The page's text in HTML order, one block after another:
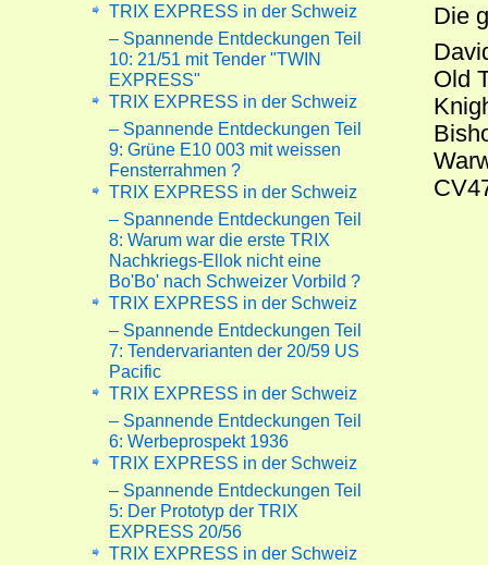
Die
Old
TRIX EXPRESS in der Schweiz
– Spannende Entdeckungen Teil
10: 21/51 mit Tender "TWIN
EXPRESS"
TRIX EXPRESS in der Schweiz
– Spannende Entdeckungen Teil
9: Grüne E10 003 mit weissen
Fensterrahmen ?
TRIX EXPRESS in der Schweiz
– Spannende Entdeckungen Teil
8: Warum war die erste TRIX
Nachkriegs-Ellok nicht eine
Bo'Bo' nach Schweizer Vorbild ?
TRIX EXPRESS in der Schweiz
– Spannende Entdeckungen Teil
7: Tendervarianten der 20/59 US
Pacific
TRIX EXPRESS in der Schweiz
– Spannende Entdeckungen Teil
6: Werbeprospekt 1936
TRIX EXPRESS in der Schweiz
– Spannende Entdeckungen Teil
5: Der Prototyp der TRIX
EXPRESS 20/56
TRIX EXPRESS in der Schweiz